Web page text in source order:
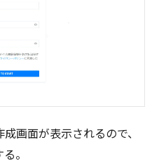
画面が表示されるので、
。